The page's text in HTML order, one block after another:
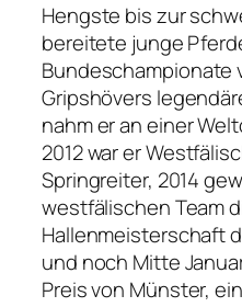
Hengste bis zur
bereitete junge
Bundeschampionate
Gripshövers
nahm er an einer
2012 war er
Springreiter, 2014
westfälischen Team
Hallenmeisterschaft
und noch Mitte
Preis von Münster,